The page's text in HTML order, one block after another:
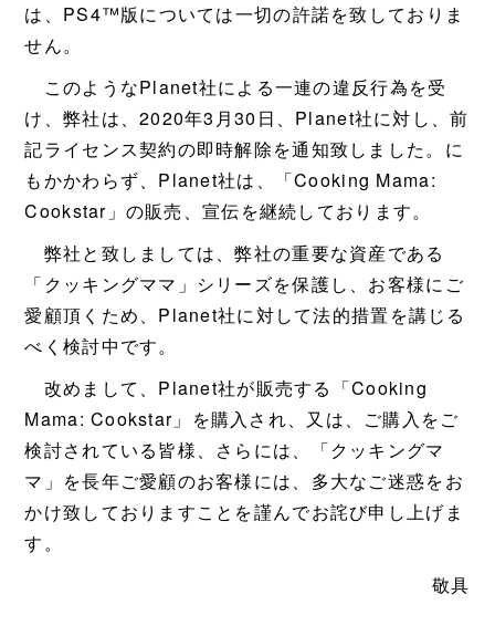
は、PS4™版については一切の許諾を致しておりま
せん。
このようなPlanet社による一連の違反行為を受
け、弊社は、2020年3月30日、Planet社に対し、前
記ライセンス契約の即時解除を通知致しました。に
もかかわらず、Planet社は、「Cooking Mama:
Cookstar」の販売、宣伝を継続しております。
弊社と致しましては、弊社の重要な資産である
「クッキングママ」シリーズを保護し、お客様にご
愛顧頂くため、Planet社に対して法的措置を講じる
べく検討中です。
改めまして、Planet社が販売する「Cooking
Mama: Cookstar」を購入され、又は、ご購入をご
検討されている皆様、さらには、「クッキングマ
マ」を長年ご愛顧のお客様には、多大なご迷惑をお
かけ致しておりますことを謹んでお詫び申し上げま
す。
敬具